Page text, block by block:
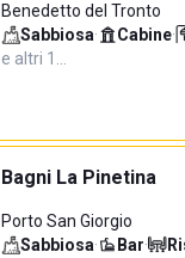
Benedetto del Tronto
Sabbiosa· Cabine·
e altri 1…
Bagni La Pinetina
Porto San Giorgio
Sabbiosa· Bar·